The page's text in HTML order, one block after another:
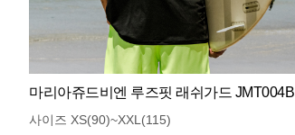
마리아쥬드비엔 루즈핏 래쉬가드 JMT004B
사이즈 XS(90)~XXL(115)